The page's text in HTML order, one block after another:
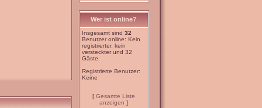
Wer ist online?
Insgesamt sind 32
Benutzer online: Kein
registrierter, kein
versteckter und 32
Gäste.
Registrierte Benutzer:
Keine
[ Gesamte Liste
anzeigen ]